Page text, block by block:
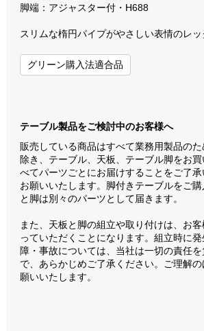
脚端：アジャスター付・H688
スリムな楕円パイプがやさしい表情のレッ
グリーン購入法適合品
テーブル製品をご検討中のお客様へ
販売している商品はすべて業務用製品の
除き、テーブル、天板、テーブル脚をお
べてパーツごとにお届けすることをご了承
お願いいたします。脚付きテーブルをご
と脚は別々のパーツとして届きます。
また、天板と脚の組立や取り付けは、お
っていただくことになります。組立時に
障・事故については、当社は一切の責任
で、あらかじめご了承ください。ご理解
願いいたします。